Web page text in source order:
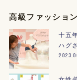
高級ファッショ
十五
ハグ